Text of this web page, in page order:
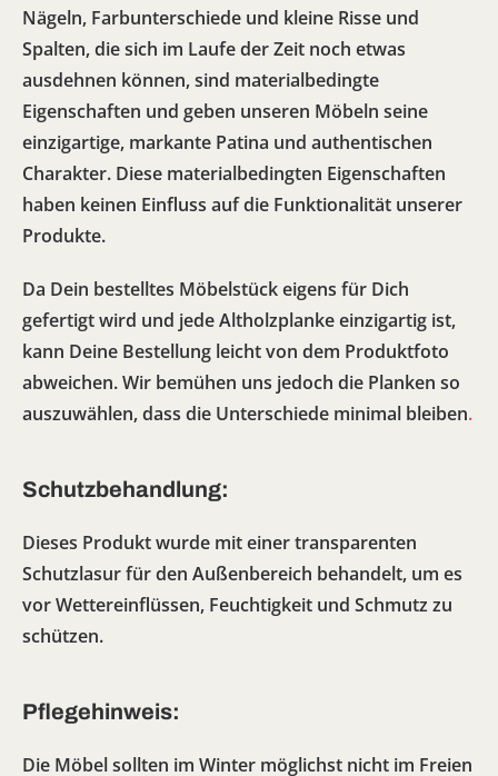
Nägeln, Farbunterschiede und kleine Risse und
Spalten, die sich im Laufe der Zeit noch etwas
ausdehnen können, sind materialbedingte
Eigenschaften und geben unseren Möbeln seine
einzigartige, markante Patina und authentischen
Charakter. Diese materialbedingten Eigenschaften
haben keinen Einfluss auf die Funktionalität unserer
Produkte.
Da Dein bestelltes Möbelstück eigens für Dich
gefertigt wird und jede Altholzplanke einzigartig ist,
kann Deine Bestellung leicht von dem Produktfoto
abweichen. Wir bemühen uns jedoch die Planken so
auszuwählen, dass die Unterschiede minimal bleiben.
Schutzbehandlung:
Dieses Produkt wurde mit einer transparenten
Schutzlasur für den Außenbereich behandelt, um es
vor Wettereinflüssen, Feuchtigkeit und Schmutz zu
schützen.
Pflegehinweis:
Die Möbel sollten im Winter möglichst nicht im Freien